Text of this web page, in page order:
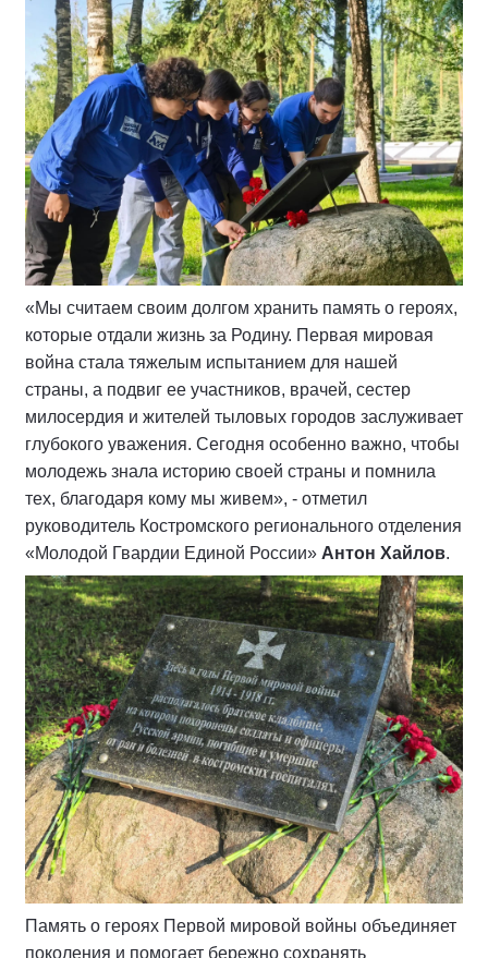
«Мы считаем своим долгом хранить память о героях,
которые отдали жизнь за Родину. Первая мировая
война стала тяжелым испытанием для нашей
страны, а подвиг ее участников, врачей, сестер
милосердия и жителей тыловых городов заслуживает
глубокого уважения. Сегодня особенно важно, чтобы
молодежь знала историю своей страны и помнила
тех, благодаря кому мы живем», - отметил
руководитель Костромского регионального отделения
«Молодой Гвардии Единой России» Антон Хайлов.
Память о героях Первой мировой войны объединяет
поколения и помогает бережно сохранять